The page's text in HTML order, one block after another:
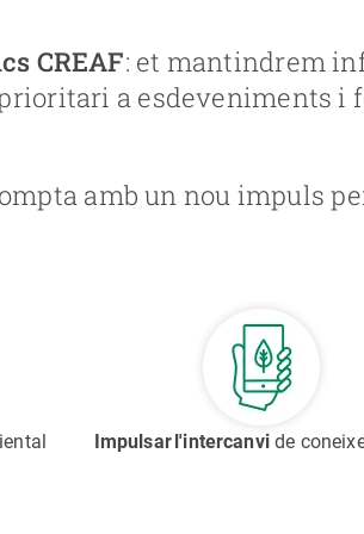
CREAF: et mantindrem
a esdeveniments i
amb un nou impuls
Impulsar l'intercanvide